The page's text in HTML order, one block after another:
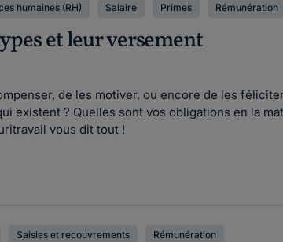
humaines (RH) Salaire Primes Rémunération
et leur versement
de les motiver, ou encore de les
? Quelles sont vos obligations en la
vous dit tout !
Saisies et recouvrements Rémunération